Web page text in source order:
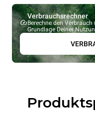
Verbrauchsrechner
Berechne den
Grundlage Deiner